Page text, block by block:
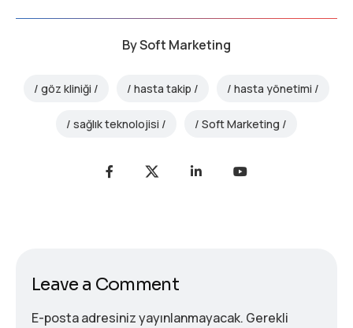
BySoft Marketing
göz kliniği hasta takip hasta yönetimi
sağlık teknolojisi Soft Marketing
Leave a Comment
E-posta adresiniz yayınlanmayacak. Gerekli